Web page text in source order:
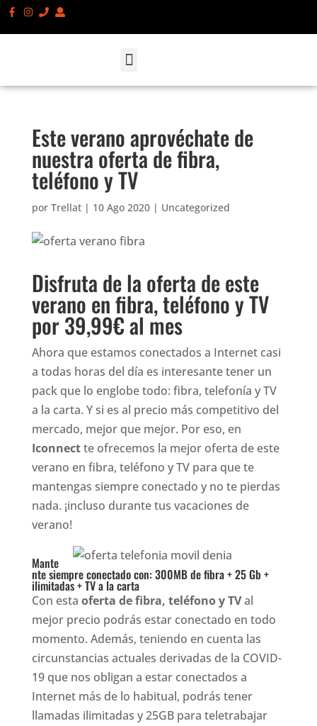
Este verano aprovéchate de
nuestra oferta de fibra,
teléfono y TV
por Trellat| 10 Ago 2020| Uncategorized
Disfruta de la oferta de este
verano en fibra, teléfono y TV
por 39,99€ al mes
Ahora que estamos conectados a Internet casi
a todas horas del día es interesante tener un
pack que lo englobe todo: fibra, telefonía y TV
a la carta. Y si es al precio más competitivo del
mercado, mejor que mejor. Por eso, en
Iconnectte ofrecemos la mejor oferta de este
verano en fibra, teléfono y TV para que te
mantengas siempre conectado y no te pierdas
nada. ¡incluso durante tus vacaciones de
verano!
Mante
nte siempre conectado con: 300MB de fibra + 25 Gb +
ilimitadas + TV a la carta
Con esta oferta de fibra, teléfono y TVal
mejor precio podrás estar conectado en todo
momento. Además, teniendo en cuenta las
circunstancias actuales derivadas de la COVID-
19 que nos obligan a estar conectados a
Internet más de lo habitual, podrás tener
llamadas ilimitadas y 25GB para teletrabajar